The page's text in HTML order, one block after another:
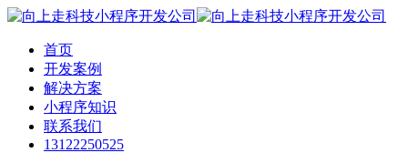
首页
开发案例
解决方案
小程序知识
联系我们
13122250525